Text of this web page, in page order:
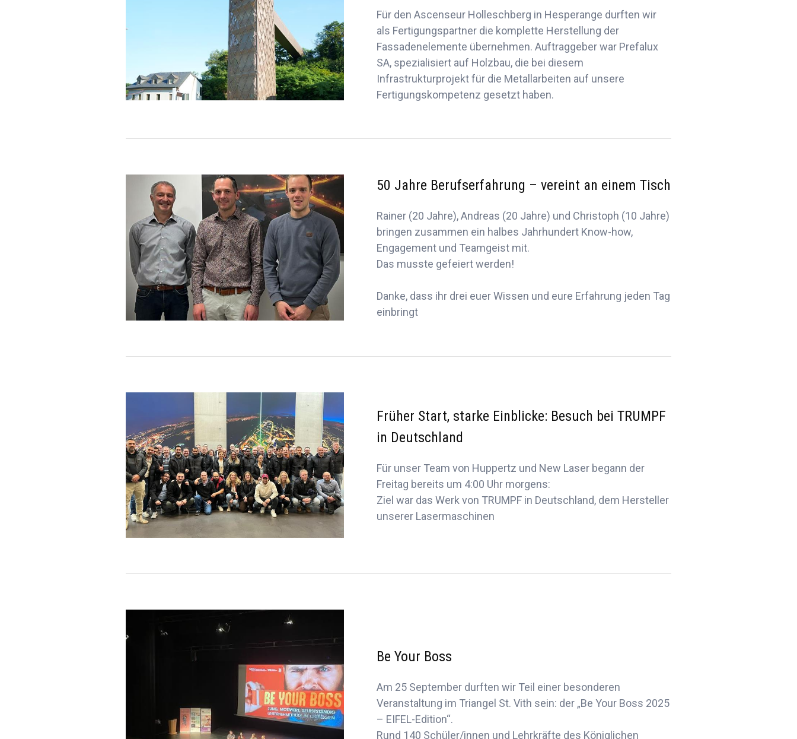
Für den Ascenseur Holleschberg in Hesperange durften wir
als Fertigungspartner die komplette Herstellung der
Fassadenelemente übernehmen. Auftraggeber war Prefalux
SA, spezialisiert auf Holzbau, die bei diesem
Infrastrukturprojekt für die Metallarbeiten auf unsere
Fertigungskompetenz gesetzt haben.
50 Jahre Berufserfahrung – vereint an einem Tisch
Rainer (20 Jahre), Andreas (20 Jahre) und Christoph (10 Jahre)
bringen zusammen ein halbes Jahrhundert Know-how,
Engagement und Teamgeist mit.
Das musste gefeiert werden!
Danke, dass ihr drei euer Wissen und eure Erfahrung jeden Tag
einbringt
Früher Start, starke Einblicke: Besuch bei TRUMPF
in Deutschland
Für unser Team von Huppertz und New Laser begann der
Freitag bereits um 4:00 Uhr morgens:
Ziel war das Werk von TRUMPF in Deutschland, dem Hersteller
unserer Lasermaschinen
Be Your Boss
Am 25 September durften wir Teil einer besonderen
Veranstaltung im Triangel St. Vith sein: der „Be Your Boss 2025
– EIFEL-Edition“.
Rund 140 Schüler/innen und Lehrkräfte des Königlichen